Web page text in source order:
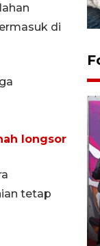
di
longsor
tetap
hadiri
Sepak